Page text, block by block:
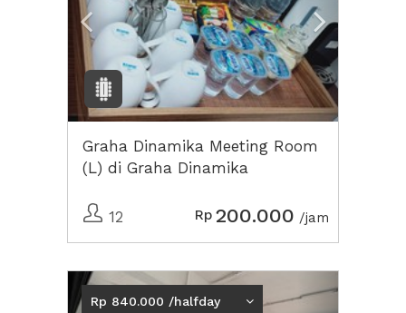
Graha Dinamika Meeting Room
(L) di Graha Dinamika
12 Rp 200.000 /jam
Previous Next2
Rp 840.000 /halfday